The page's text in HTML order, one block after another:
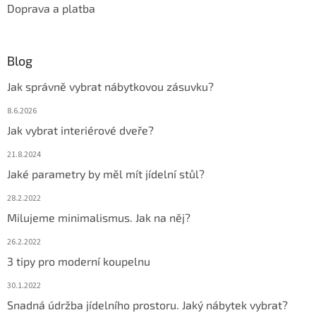
Doprava a platba
Blog
Jak správně vybrat nábytkovou zásuvku?
8.6.2026
Jak vybrat interiérové dveře?
21.8.2024
Jaké parametry by měl mít jídelní stůl?
28.2.2022
Milujeme minimalismus. Jak na něj?
26.2.2022
3 tipy pro moderní koupelnu
30.1.2022
Snadná údržba jídelního prostoru. Jaký nábytek vybrat?